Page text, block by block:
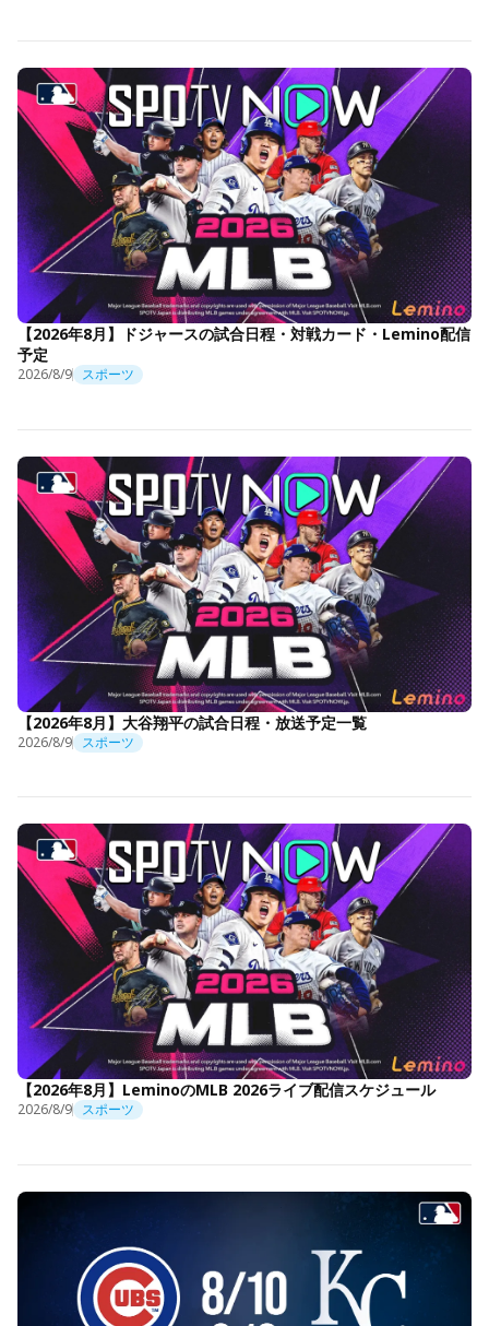
【2026年8月】ドジャースの試合日程・対戦カード・Lemino配信
予定
2026/8/9 スポーツ
【2026年8月】大谷翔平の試合日程・放送予定一覧
2026/8/9 スポーツ
【2026年8月】LeminoのMLB 2026ライブ配信スケジュール
2026/8/9 スポーツ